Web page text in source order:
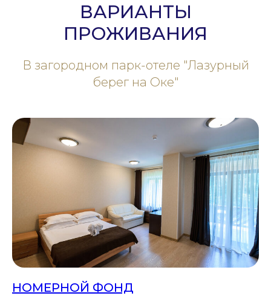
ВАРИАНТЫ
ПРОЖИВАНИЯ
В загородном парк-отеле "Лазурный
берег на Оке"
НОМЕРНОЙ ФОНД